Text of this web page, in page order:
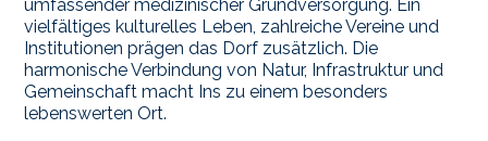
umfassender medizinischer Grundversorgung. Ein
vielfältiges kulturelles Leben, zahlreiche Vereine und
Institutionen prägen das Dorf zusätzlich. Die
harmonische Verbindung von Natur, Infrastruktur und
Gemeinschaft macht Ins zu einem besonders
lebenswerten Ort.